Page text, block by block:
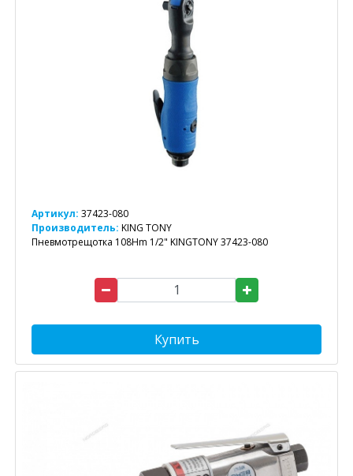
Артикул: 37423-080
Производитель: KING TONY
Пневмотрещотка 108Hm 1/2" KINGTONY 37423-080
Купить